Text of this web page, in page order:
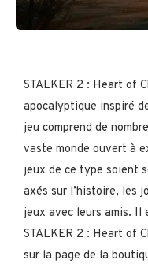
STALKER 2 : Heart of
apocalyptique inspiré
jeu comprend de
vaste monde ouvert à
jeux de ce type soient
axés sur l’histoire, les
jeux avec leurs amis. Il
STALKER 2 : Heart of
sur la page de la